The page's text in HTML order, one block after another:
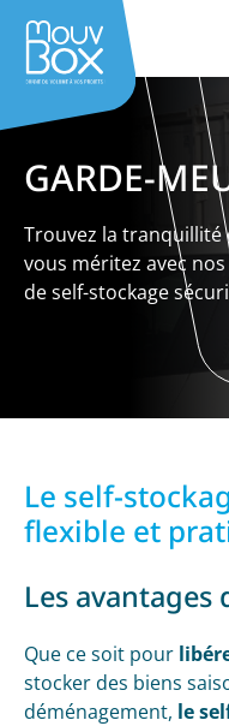
GARDE-
Trouvez la tranquillité
vous méritez avec
de self-stockage
Le self-
flexible et
Les avantages
Que ce soit pour
stocker des biens
déménagement, le